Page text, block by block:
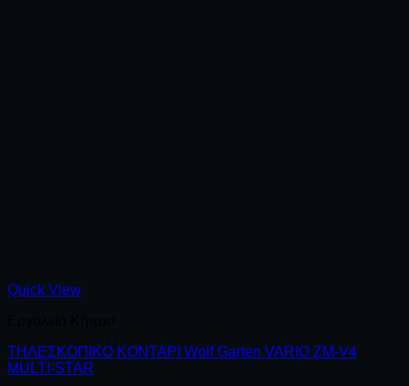
Quick View
ΤΗΛΕΣΚΟΠΙΚΟ ΚΟΝΤΑΡΙ Wolf Garten VARIO ZM-V4
MULTI-STAR